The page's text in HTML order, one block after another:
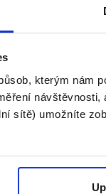
kterým nám
sítě) umožníte
Jak díky
Když si v